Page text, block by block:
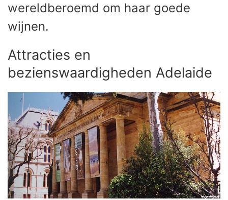
wereldberoemd om haar goede
wijnen.
Attracties en
bezienswaardigheden Adelaide